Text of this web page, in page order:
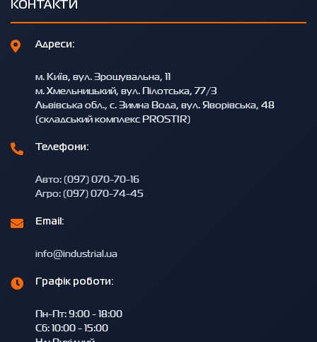
КОНТАКТИ
Адреси:
м. Київ, вул. Зрошувальна, 11
м. Хмельницький, вул. Пілотська, 77/3
Львівська обл., с. Зимна Вода, вул. Яворівська, 48
(складський комплекс PROSTIR)
Телефони:
Авто: (097) 070-70-16
Агро: (097) 070-74-45
Email:
info@industrial.ua
Графік роботи:
Пн-Пт: 9:00 - 18:00
Сб: 10:00 - 15:00